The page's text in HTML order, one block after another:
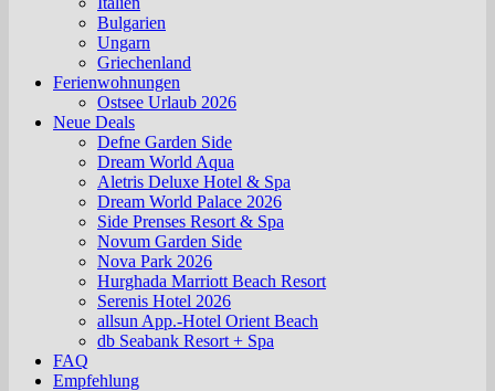
Bulgarien
Ungarn
Griechenland
Ferienwohnungen
Ostsee Urlaub 2026
Neue Deals
Defne Garden Side
Dream World Aqua
Aletris Deluxe Hotel & Spa
Dream World Palace 2026
Side Prenses Resort & Spa
Novum Garden Side
Nova Park 2026
Hurghada Marriott Beach Resort
Serenis Hotel 2026
allsun App.-Hotel Orient Beach
db Seabank Resort + Spa
FAQ
Empfehlung